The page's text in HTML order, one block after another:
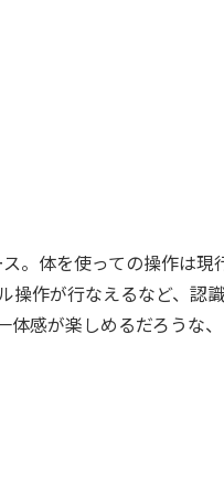
。体を使っての操作は現
作が行なえるなど、認
感が楽しめるだろうな